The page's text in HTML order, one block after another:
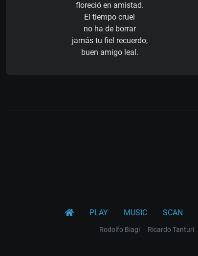
floreció en amistad.
El tiempo cruel
no ha de borrar
jamás tu fiel recuerdo,
buen amigo leal.
PLAY MUSIC SCAN
Rodolfo Biagi Ricardo Tanturi